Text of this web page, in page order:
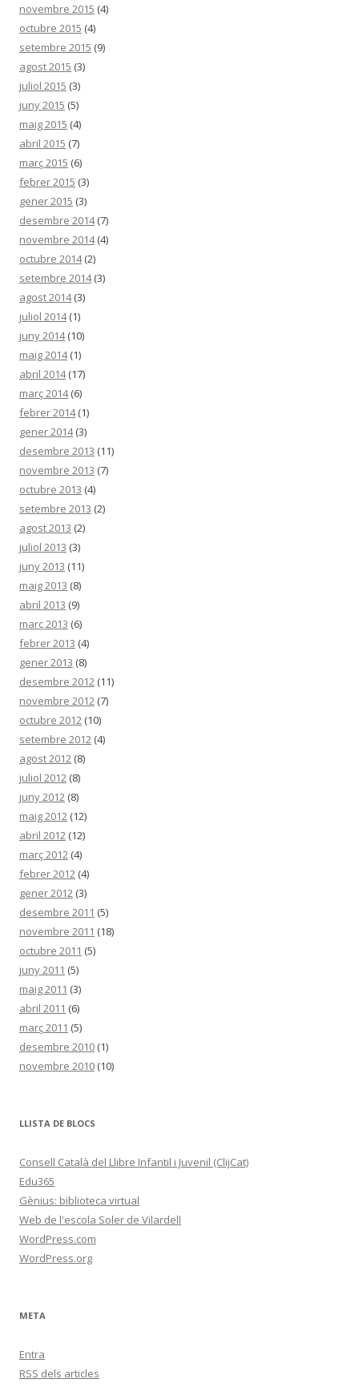
novembre 2015 (4)
octubre 2015 (4)
setembre 2015 (9)
agost 2015 (3)
juliol 2015 (3)
juny 2015 (5)
maig 2015 (4)
abril 2015 (7)
març 2015 (6)
febrer 2015 (3)
gener 2015 (3)
desembre 2014(7)
novembre 2014(4)
octubre 2014(2)
setembre 2014(3)
agost 2014(3)
juliol 2014(1)
juny 2014(10)
maig 2014(1)
abril 2014(17)
març 2014(6)
febrer 2014(1)
gener 2014(3)
desembre 2013 (11)
novembre 2013 (7)
octubre 2013 (4)
setembre 2013 (2)
agost 2013 (2)
juliol 2013 (3)
juny 2013 (11)
maig 2013 (8)
abril 2013 (9)
març 2013 (6)
febrer 2013 (4)
gener 2013 (8)
desembre 2012 (11)
novembre 2012 (7)
octubre 2012 (10)
setembre 2012 (4)
agost 2012 (8)
juliol 2012 (8)
juny 2012 (8)
maig 2012 (12)
abril 2012 (12)
març 2012 (4)
febrer 2012 (4)
gener 2012 (3)
desembre 2011 (5)
novembre 2011 (18)
octubre 2011 (5)
juny 2011 (5)
maig 2011 (3)
abril 2011 (6)
març 2011 (5)
desembre 2010 (1)
novembre 2010 (10)
LLISTA DE BLOCS
Consell Català del Llibre Infantil i Juvenil (ClijCat)
Edu365
Gènius: biblioteca virtual
Web de l'escola Soler de Vilardell
WordPress.com
WordPress.org
META
Entra
RSS dels articles